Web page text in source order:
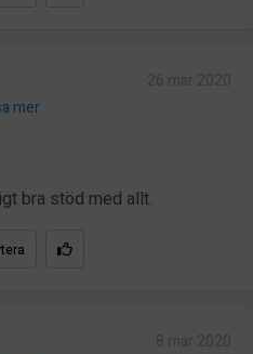
mer
bra stöd med allt.